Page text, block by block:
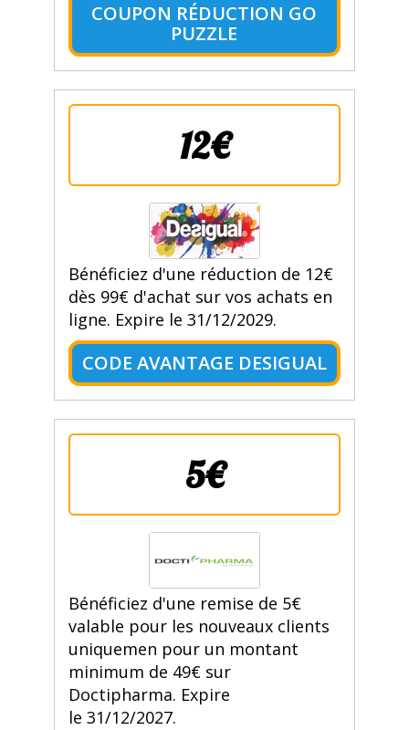
COUPON RÉDUCTION GO
PUZZLE
12€
Bénéficiez d'une réduction de 12€
dès 99€ d'achat sur vos achats en
ligne. Expire le 31/12/2029.
CODE AVANTAGE DESIGUAL
5€
Bénéficiez d'une remise de 5€
valable pour les nouveaux clients
uniquemen pour un montant
minimum de 49€ sur
Doctipharma. Expire
le 31/12/2027.